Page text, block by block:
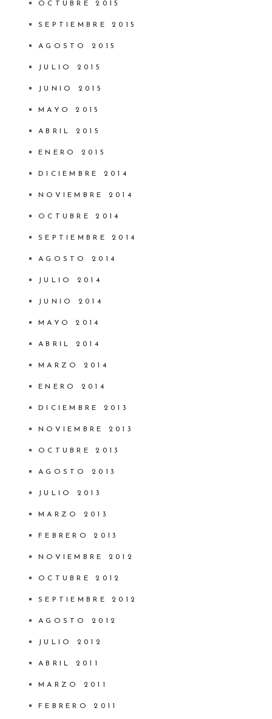
OCTUBRE 2015
SEPTIEMBRE 2015
AGOSTO 2015
JULIO 2015
JUNIO 2015
MAYO 2015
ABRIL 2015
ENERO 2015
DICIEMBRE 2014
NOVIEMBRE 2014
OCTUBRE 2014
SEPTIEMBRE 2014
AGOSTO 2014
JULIO 2014
JUNIO 2014
MAYO 2014
ABRIL 2014
MARZO 2014
ENERO 2014
DICIEMBRE 2013
NOVIEMBRE 2013
OCTUBRE 2013
AGOSTO 2013
JULIO 2013
MARZO 2013
FEBRERO 2013
NOVIEMBRE 2012
OCTUBRE 2012
SEPTIEMBRE 2012
AGOSTO 2012
JULIO 2012
ABRIL 2011
MARZO 2011
FEBRERO 2011